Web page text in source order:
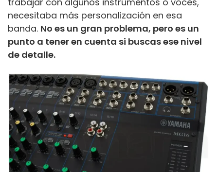
necesitaba más personalización en esa
banda. No es un gran problema, pero es un
punto a tener en cuenta si buscas ese nivel
de detalle.